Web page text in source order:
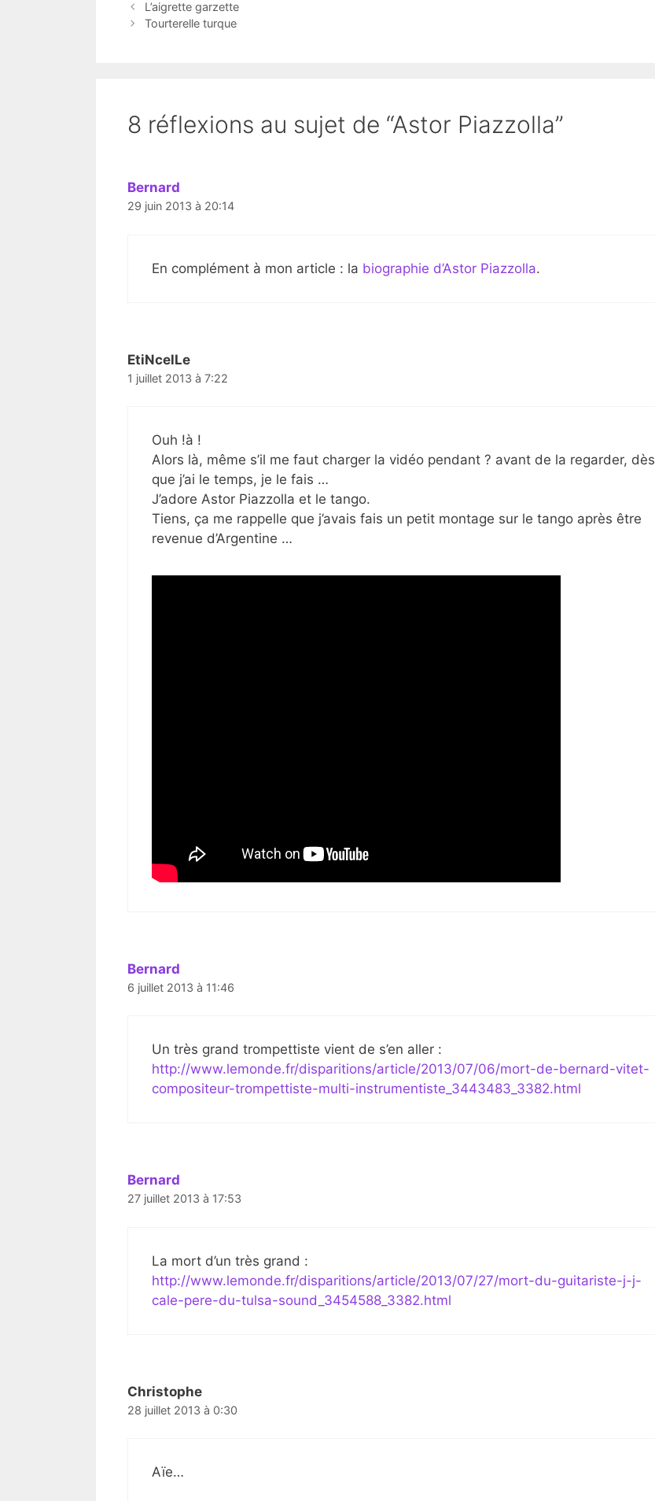
L’aigrette garzette
Tourterelle turque
8 réflexions au sujet de “Astor Piazzolla”
Bernard
29 juin 2013 à 20:14
En complément à mon article : la biographie d’Astor Piazzolla.
EtiNcelLe
1 juillet 2013 à 7:22
Ouh !à !
Alors là, même s’il me faut charger la vidéo pendant ? avant de la regarder, dès
que j’ai le temps, je le fais …
J’adore Astor Piazzolla et le tango.
Tiens, ça me rappelle que j’avais fais un petit montage sur le tango après être
revenue d’Argentine …
Bernard
6 juillet 2013 à 11:46
Un très grand trompettiste vient de s’en aller :
http://www.lemonde.fr/disparitions/article/2013/07/06/mort-de-bernard-vitet-
compositeur-trompettiste-multi-instrumentiste_3443483_3382.html
Bernard
27 juillet 2013 à 17:53
La mort d’un très grand :
http://www.lemonde.fr/disparitions/article/2013/07/27/mort-du-guitariste-j-j-
cale-pere-du-tulsa-sound_3454588_3382.html
Christophe
28 juillet 2013 à 0:30
Aïe…